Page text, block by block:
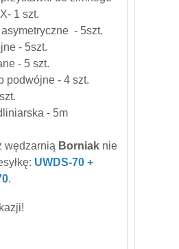
1 szt.
- 5szt.
- 5szt.
- 5 szt.
podwójne - 4 szt.
- 5m
wędzarnią Borniak nie
UWDS-70 +
.